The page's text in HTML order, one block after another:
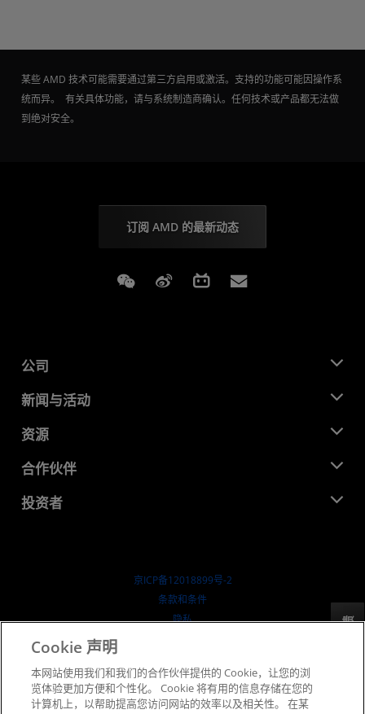
某些 AMD 技术可能需要通过第三方启用或激活。支持的功能可能因操作系
统而异。 有关具体功能，请与系统制造商确认。任何技术或产品都无法做
到绝对安全。
订阅 AMD 的最新动态
Weixin Weibo Bilibili
公司
关于 AMD
企业责任
就业机会
联系我们
新闻与活动
新闻中心
媒体库
资源
开发中心
成功案例
合作伙伴
AMD 合作伙伴中心
投资者
京ICP备12018899号-2
​条款和条件
隐私
公开公平竞争
英国税收策略
反馈
Cookie 声明
本网站使用我们和我们的合作伙伴提供的 Cookie，让您的浏
览体验更加方便和个性化。 Cookie 将有用的信息存储在您的
计算机上，以帮助提高您访问网站的效率以及相关性。 在某